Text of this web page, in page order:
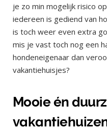
je zo min mogelijk risico
iedereen is gediend van
is toch weer even extra
mis je vast toch nog een
hondeneigenaar dan
vakantiehuisjes?
Mooie én